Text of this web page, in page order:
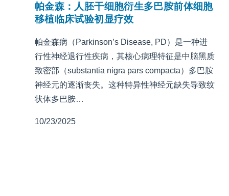
帕金森：人胚干细胞衍生多巴胺前体细胞
移植临床试验初显疗效
帕金森病（Parkinson’s Disease, PD）是一种进
行性神经退行性疾病，其核心病理特征是中脑黑质
致密部（substantia nigra pars compacta）多巴胺
神经元的逐渐丧失。这种特异性神经元缺失导致纹
状体多巴胺…
10/23/2025